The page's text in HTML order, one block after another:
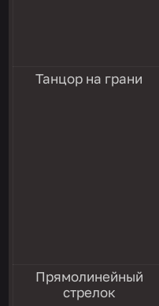
Танцор на грани
Прямолинейный
стрелок